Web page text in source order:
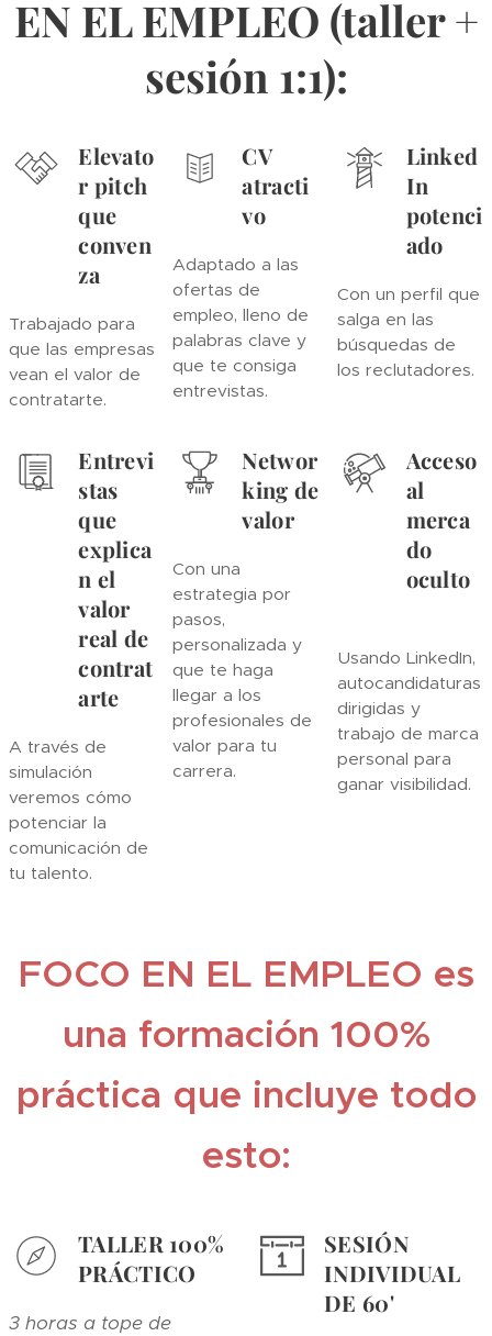
EN EL EMPLEO (taller +
sesión 1:1):
Elevato
r pitch
que
conven
za
Trabajado para
que las empresas
vean el valor de
contratarte.
CV
atracti
vo
Adaptado a las
ofertas de
empleo, lleno de
palabras clave y
que te consiga
entrevistas.
Linked
In
potenci
ado
Con un perfil que
salga en las
búsquedas de
los reclutadores.
Entrevi
stas
que
explica
n el
valor
real de
contrat
arte
A través de
simulación
veremos cómo
potenciar la
comunicación de
tu talento.
Networ
king de
valor
Con una
estrategia por
pasos,
personalizada y
que te haga
llegar a los
profesionales de
valor para tu
carrera.
Acceso
al
merca
do
oculto
Usando LinkedIn,
autocandidaturas
dirigidas y
trabajo de marca
personal para
ganar visibilidad.
FOCO EN EL EMPLEO es
una formación 100%
práctica que incluye todo
esto:
TALLER 100%
PRÁCTICO
3 horas a tope de
SESIÓN
INDIVIDUAL
DE 60'